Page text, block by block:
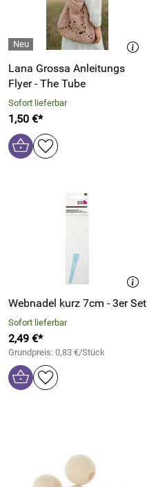
Lana Grossa Anleitungs
Flyer - The Tube
Sofort lieferbar
1,50 €*
Webnadel kurz 7cm - 3er Set
Sofort lieferbar
2,49 €*
Grundpreis: 0,83 €/Stück